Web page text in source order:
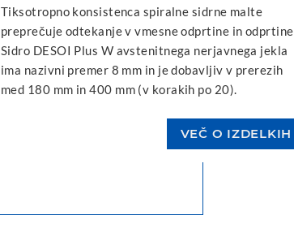
Tiksotropno konsistenca spiralne sidrne malte
preprečuje odtekanje v vmesne odprtine in odprtine.
Sidro DESOI Plus W avstenitnega nerjavnega jekla
ima nazivni premer 8 mm in je dobavljiv v prerezih
med 180 mm in 400 mm (v korakih po 20).
VEČ O IZDELKIH